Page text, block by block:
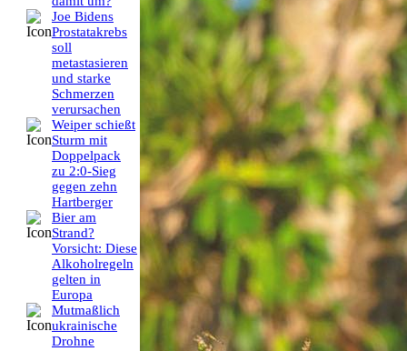
Joe Bidens
Prostatakrebs
soll
metastasieren
und starke
Schmerzen
verursachen
Weiper schießt
Sturm mit
Doppelpack
zu 2:0-Sieg
gegen zehn
Hartberger
Bier am
Strand?
Vorsicht: Diese
Alkoholregeln
gelten in
Europa
Mutmaßlich
ukrainische
Drohne